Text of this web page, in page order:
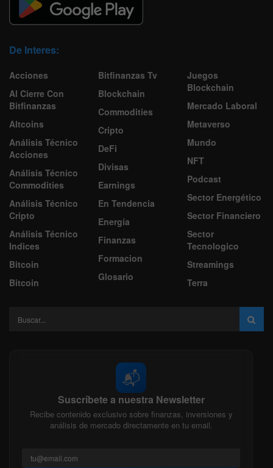
De Interes:
Acciones
Al Cierre Con
Bitfinanzas
Altcoins
Análisis Técnico
Acciones
Análisis Técnico
Commodities
Análisis Técnico
Cripto
Análisis Técnico
Indices
Bitcoin
Bitcoin
Bitfinanzas Tv
Blockchain
Commodities
Cripto
DeFi
Divisas
Earnings
En Tendencia
Energía
Finanzas
Formacion
Glosario
Juegos
Blockchain
Mercado Laboral
Metaverso
Mundo
NFT
Podcast
Sector Energético
Sector Financiero
Sector
Tecnologico
Streamings
Terra
📬
Suscríbete a nuestra Newsletter
Recibe contenido exclusivo sobre finanzas, inversiones y
análisis de mercado directamente en tu email.